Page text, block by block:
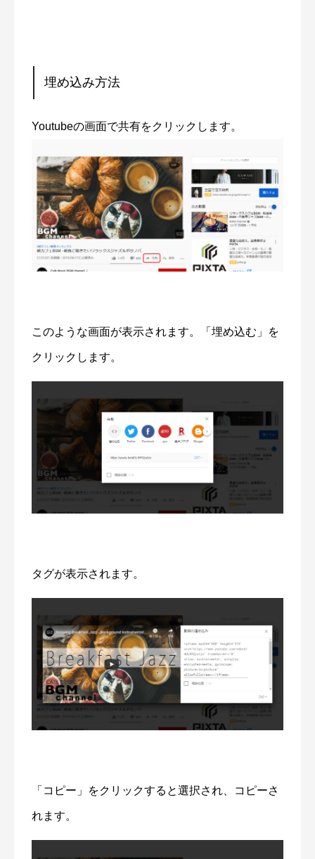
埋め込み方法
Youtubeの画面で共有をクリックします。
このような画面が表示されます。「埋め込む」を
クリックします。
タグが表示されます。
「コピー」をクリックすると選択され、コピーさ
れます。